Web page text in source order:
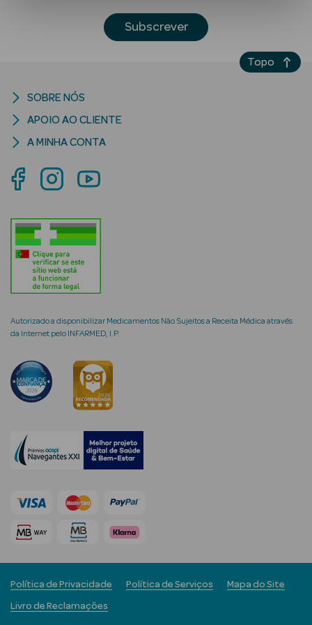
Solares
Corpo
Lábios
Solares Bebé e
Criança
Rosto e
Ver Tudo
Cosmética
Hidratantes
Séruns Faciais
Creme de Olhos
envelhecimento
Subscrever
Autorizado a disponibilizar Medicamentos Não Sujeitos a Receita Médica através
da Internet pelo INFARMED, I.P.
SOBRE NÓS
APOIO AO CLIENTE
A MINHA CONTA
Política de Privacidade Política de Serviços Mapa do Site
Livro de Reclamações
Topo